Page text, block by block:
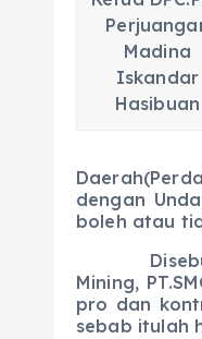
k
Madina
Iskandar
Hasibuan
dengan
boleh atau
Disebutkan
Mining,
pro dan
sebab itulah